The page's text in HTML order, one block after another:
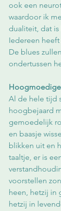
ook een
waardoor ik
dualiteit, dat is
Iedereen
De blues
ondertussen
Hoogmoedige
Al de hele tijd
hoogbejaard
gemoedelijk
en baasje
blikken uit en
taaltje, er is
voorstellen
heen, hetzij in
hetzij in